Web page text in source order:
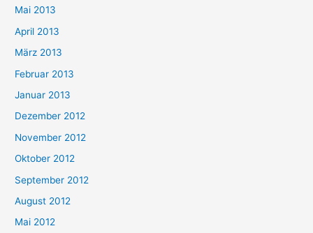
Mai 2013
April 2013
März 2013
Februar 2013
Januar 2013
Dezember 2012
November 2012
Oktober 2012
September 2012
August 2012
Mai 2012